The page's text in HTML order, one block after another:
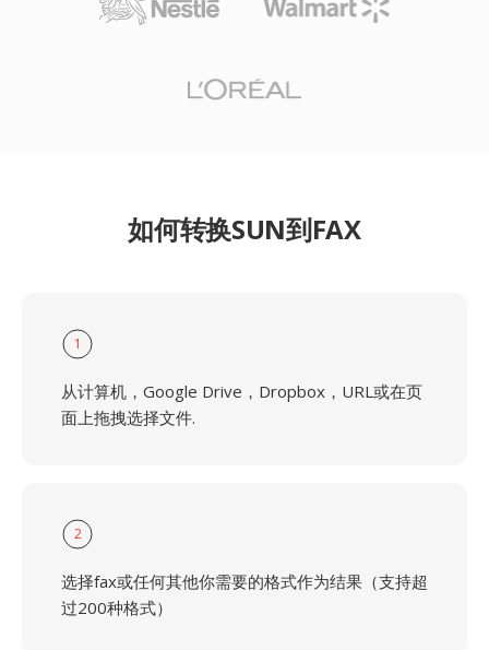
如何转换SUN到FAX
1
从计算机，Google Drive，Dropbox，URL或在页
面上拖拽选择文件.
2
选择fax或任何其他你需要的格式作为结果（支持超
过200种格式）